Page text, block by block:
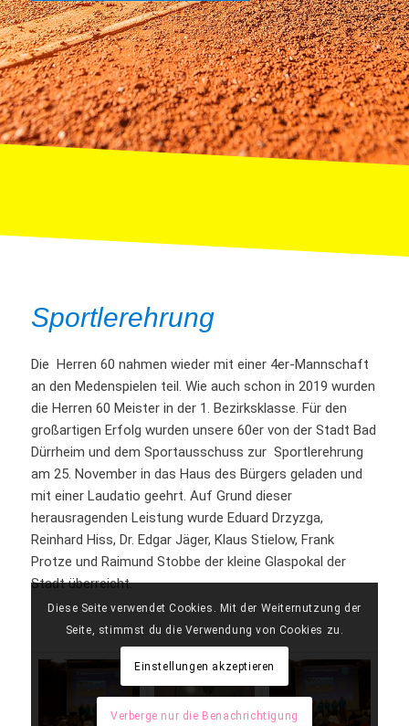
Sportlerehrung
Die Herren 60 nahmen wieder mit einer 4er-Mannschaft
an den Medenspielen teil. Wie auch schon in 2019 wurden
die Herren 60 Meister in der 1. Bezirksklasse. Für den
großartigen Erfolg wurden unsere 60er von der Stadt Bad
Dürrheim und dem Sportausschuss zur Sportlerehrung
am 25. November in das Haus des Bürgers geladen und
mit einer Laudatio geehrt. Auf Grund dieser
herausragenden Leistung wurde Eduard Drzyzga,
Reinhard Hiss, Dr. Edgar Jäger, Klaus Stielow, Frank
Protze und Raimund Stobbe der kleine Glaspokal der
Stadt überreicht.
Diese Seite verwendet Cookies. Mit der Weiternutzung der
Seite, stimmst du die Verwendung von Cookies zu.
Einstellungen akzeptieren
Verberge nur die Benachrichtigung